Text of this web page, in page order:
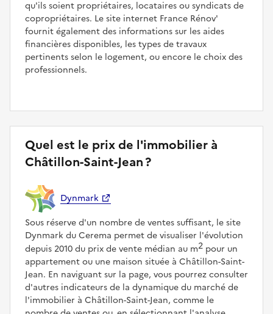
qu'ils soient propriétaires, locataires ou syndicats de
copropriétaires. Le site internet France Rénov'
fournit également des informations sur les aides
financières disponibles, les types de travaux
pertinents selon le logement, ou encore le choix des
professionnels.
Quel est le prix de l'immobilier à
Châtillon-Saint-Jean ?
Dynmark
Sous réserve d'un nombre de ventes suffisant, le site
Dynmark du Cerema permet de visualiser l'évolution
depuis 2010 du prix de vente médian au m2 pour un
appartement ou une maison située à Châtillon-Saint-
Jean. En naviguant sur la page, vous pourrez consulter
d'autres indicateurs de la dynamique du marché de
l'immobilier à Châtillon-Saint-Jean, comme le